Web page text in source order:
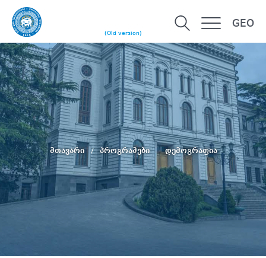
(Old version)
GEO
მთავარი პროგრამები დემოგრაფია